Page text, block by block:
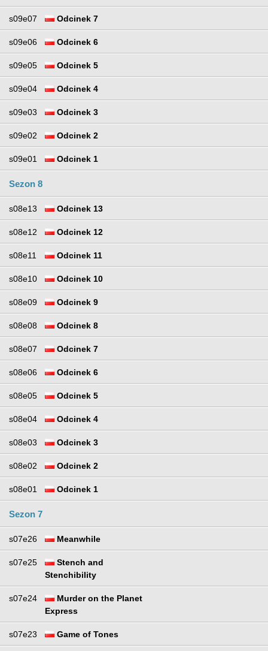
s09e07 Odcinek 7
s09e06 Odcinek 6
s09e05 Odcinek 5
s09e04 Odcinek 4
s09e03 Odcinek 3
s09e02 Odcinek 2
s09e01 Odcinek 1
Sezon 8
s08e13 Odcinek 13
s08e12 Odcinek 12
s08e11 Odcinek 11
s08e10 Odcinek 10
s08e09 Odcinek 9
s08e08 Odcinek 8
s08e07 Odcinek 7
s08e06 Odcinek 6
s08e05 Odcinek 5
s08e04 Odcinek 4
s08e03 Odcinek 3
s08e02 Odcinek 2
s08e01 Odcinek 1
Sezon 7
s07e26 Meanwhile
s07e25
Stench and
Stenchibility
s07e24
Murder on the Planet
Express
s07e23 Game of Tones